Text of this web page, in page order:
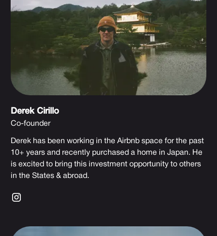
Derek Cirillo
Co-founder
Derek has been working in the Airbnb space for the past
10+ years and recently purchased a home in Japan. He
is excited to bring this investment opportunity to others
in the States & abroad.